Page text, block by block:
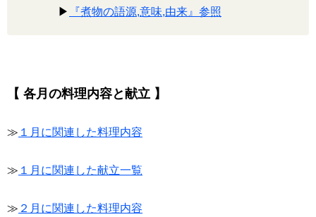
▶
『煮物の語源,意味,由来』参照
【 各月の料理内容と献立 】
≫ １月に関連した料理内容
≫ １月に関連した献立一覧
≫ ２月に関連した料理内容